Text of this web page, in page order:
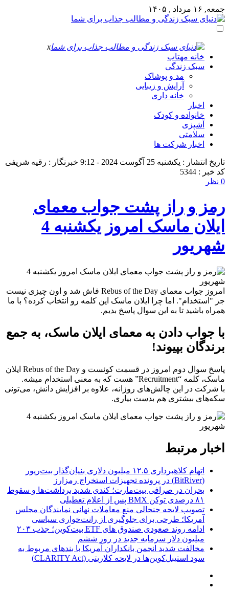
جمعه, ۱۶ مرداد , ۱۴۰۵
x
خانه مهتاب
سبک زندگی
مد و پوشاک
آرایش و زیبایی
خانه داری
اخبار
خانواده و کودک
آشپزی
سلامتی
اخبار شرکت ها
تاریخ انتشار : یکشنبه 25 آگوست 2024 - 9:12
خبرنگار : رقیه شریفی
کد خبر : 5344
0 نظر
رمز و راز پشت جواب معمای
ایلان ماسک امروز یکشنبه 4
شهریور
امروز جواب معمای Rebus of the Day فاش شد و اون چیزی نیست
جز "استخدام". اما چرا ایلان ماسک این کلمه رو انتخاب کرده؟ با ما
همراه باشید تا به این سوال پاسخ بدیم.
با جواب دادن به معمای ایلان ماسک، به جمع
برندگان بپیوند!
پاسخ سوال دوم امروز در قسمت کوئست و Rebus of the Day ایلان
ماسک، کلمه “Recruitment” هست که به معنی استخدام میشه.
با شرکت در این چالش‌های روزانه، علاوه بر افزایش دانش، می‌تونی
سکه‌های بیشتری هم بدست بیاری.
اخبار مرتبط
اتهام کلاهبرداری ۱۲.۵ میلیون دلاری بنیان‌گذار بیت‌ریور
(BitRiver) در پرونده تجهیزات استخراج رمزارز
بحران در صرافی بیت‌مارت؛ کندی شدید برداشت‌ها و سقوط
۸۱ درصدی توکن BMX پس از اعلام تعطیلی
تصویب لایحه جنجالی منع معاملات نهانی نمایندگان مجلس
آمریکا؛ طرحی برای جلوگیری از رانت‌خواری سیاسی
ادامه روند صعودی صندوق‌ های ETF بیت‌کوین؛ جذب ۲۰۳
میلیون دلار سرمایه جدید در روز ششم
مخالفت شدید انجمن بانکداران آمریکا با بندهای مربوط به
سود استیبل‌کوین‌ها در لایحه کلاریتی (CLARITY Act)